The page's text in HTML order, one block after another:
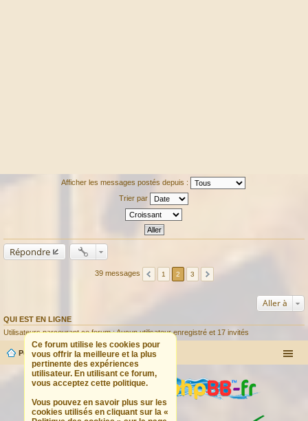
Afficher les messages postés depuis :
Trier par
Répondre
39 messages 1 2 3
Aller à
QUI EST EN LIGNE
Utilisateurs parcourant ce forum : Aucun utilisateur enregistré et 17 invités
Ce forum utilise les cookies pour
vous offrir la meilleure et la plus
pertinente des expériences
utilisateur. En utilisant ce forum,
vous acceptez cette politique.
Vous pouvez en savoir plus sur les
cookies utilisés en cliquant sur la «
Portail Forum